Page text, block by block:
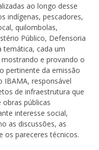
ao longo desse
indígenas, pescadores,
quilombolas,
Público, Defensoria
temática, cada um
e provando o
pertinente da emissão
IBAMA, responsável
de infraestrutura que
públicas
interesse social,
as discussões, as
os pareceres técnicos.